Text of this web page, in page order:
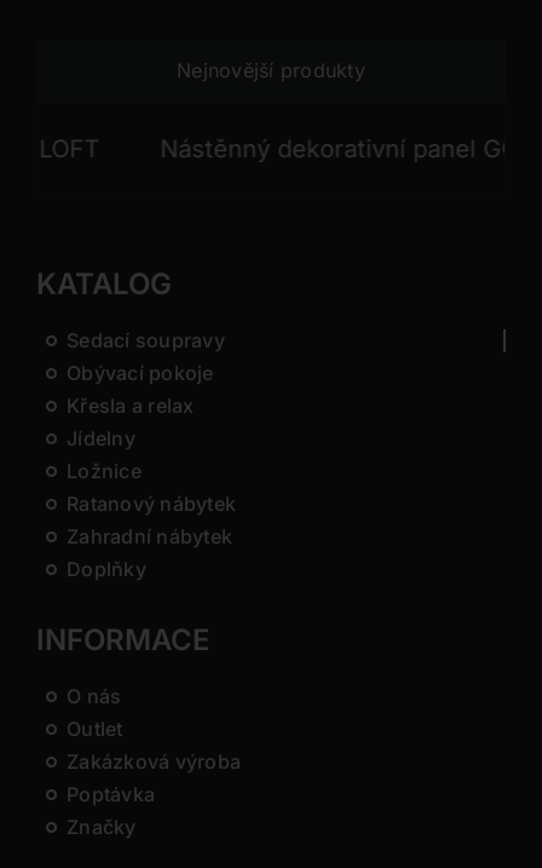
Nejnovější produkty
Nástěnný dekorativní panel GONG
KATALOG
Sedací soupravy
Obývací pokoje
Křesla a relax
Jídelny
Ložnice
Ratanový nábytek
Zahradní nábytek
Doplňky
INFORMACE
O nás
Outlet
Zakázková výroba
Poptávka
Značky